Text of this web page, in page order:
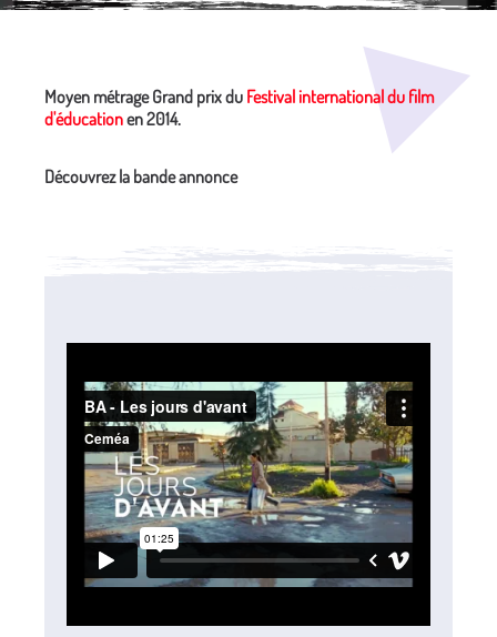
Moyen métrage Grand prix du Festival international du film
d'éducationen 2014.
Découvrez la bande annonce